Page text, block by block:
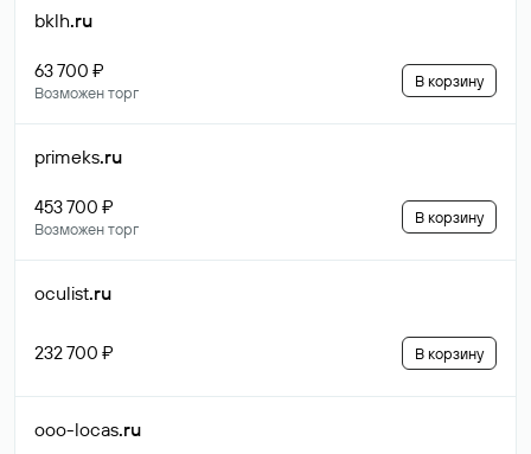
bklh.ru
63 700 ₽
Возможен торг
В корзину
primeks.ru
453 700 ₽
Возможен торг
В корзину
oculist.ru
232 700 ₽ В корзину
ooo-locas.ru